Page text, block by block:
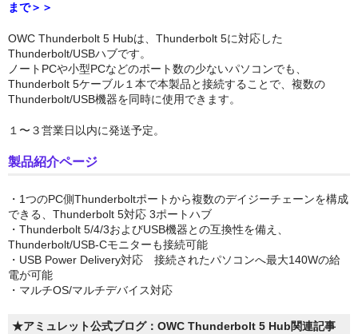
Shaffner
1URack2Mini
用途別から探す
SSD
ケーブル＆変換アダプタ
デスクトップストレージセット
まで＞＞
OWC Thunderbolt 5 Hubは、Thunderbolt 5に対応した
Thunderbolt/USBハブです。
ノートPCや小型PCなどのポート数の少ないパソコンでも、
Thunderbolt 5ケーブル１本で本製品と接続することで、複数の
Thunderbolt/USB機器を同時に使用できます。
１〜３営業日以内に発送予定。
製品紹介ページ
・1つのPC側Thunderboltポートから複数のデイジーチェーンを構成
できる、Thunderbolt 5対応 3ポートハブ
・Thunderbolt 5/4/3およびUSB機器との互換性を備え、
Thunderbolt/USB-Cモニターも接続可能
・USB Power Delivery対応 接続されたパソコンへ最大140Wの給
電が可能
・マルチOS/マルチデバイス対応
★アミュレット公式ブログ：OWC Thunderbolt 5 Hub関連記事